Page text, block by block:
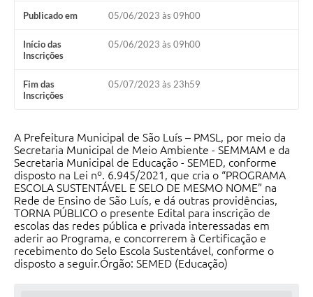
Publicado em 05/06/2023 às 09h00
Início das
Inscrições
05/06/2023 às 09h00
Fim das
Inscrições
05/07/2023 às 23h59
A Prefeitura Municipal de São Luís – PMSL, por meio da
Secretaria Municipal de Meio Ambiente - SEMMAM e da
Secretaria Municipal de Educação - SEMED, conforme
disposto na Lei nº. 6.945/2021, que cria o “PROGRAMA
ESCOLA SUSTENTÁVEL E SELO DE MESMO NOME” na
Rede de Ensino de São Luís, e dá outras providências,
TORNA PÚBLICO o presente Edital para inscrição de
escolas das redes pública e privada interessadas em
aderir ao Programa, e concorrerem à Certificação e
recebimento do Selo Escola Sustentável, conforme o
disposto a seguir.Órgão: SEMED (Educação)